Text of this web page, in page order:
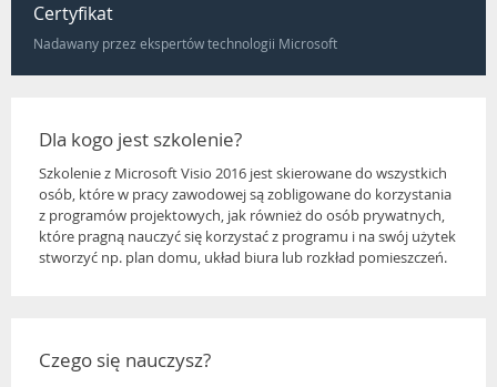
Certyfikat
Nadawany przez ekspertów technologii Microsoft
Dla kogo jest szkolenie?
Szkolenie z Microsoft Visio 2016 jest skierowane do wszystkich
osób, które w pracy zawodowej są zobligowane do korzystania
z programów projektowych, jak również do osób prywatnych,
które pragną nauczyć się korzystać z programu i na swój użytek
stworzyć np. plan domu, układ biura lub rozkład pomieszczeń.
Czego się nauczysz?